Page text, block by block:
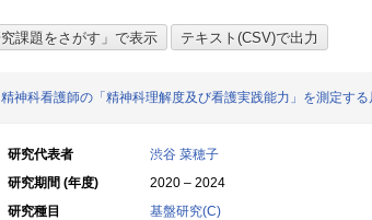
精神科看護師の「精神科理解度及び看護実践能力」を測定する
研究代表者
渋谷 菜穂子
研究期間 (年度)
2020 – 2024
研究種目
基盤研究(C)